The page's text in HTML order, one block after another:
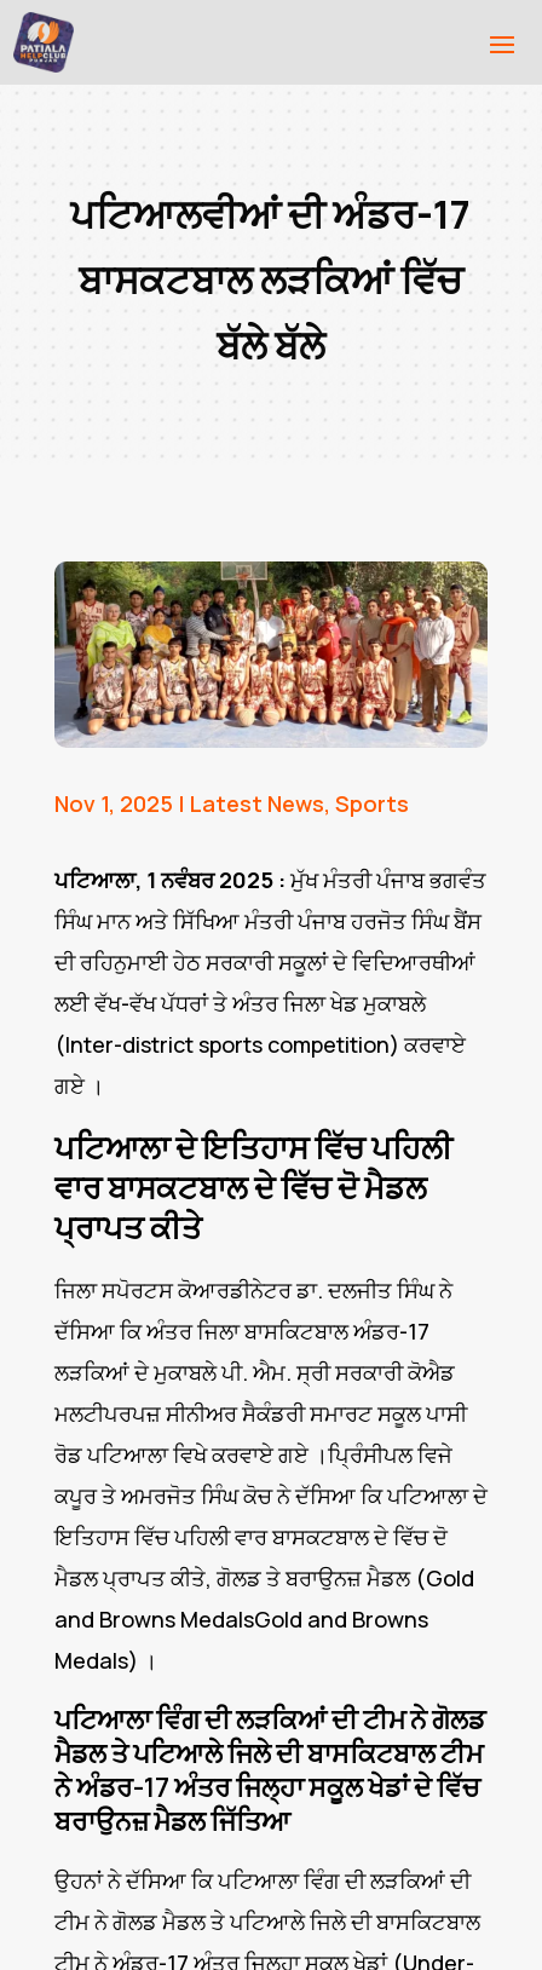
ਪਟਿਆਲਵੀਆਂ ਦੀ ਅੰਡਰ-17
ਬਾਸਕਟਬਾਲ ਲੜਕਿਆਂ ਵਿੱਚ
ਬੱਲੇ ਬੱਲੇ
Nov 1, 2025 | Latest News, Sports
ਪਟਿਆਲਾ, 1 ਨਵੰਬਰ 2025 : ਮੁੱਖ ਮੰਤਰੀ ਪੰਜਾਬ ਭਗਵੰਤ
ਸਿੰਘ ਮਾਨ ਅਤੇ ਸਿੱਖਿਆ ਮੰਤਰੀ ਪੰਜਾਬ ਹਰਜੋਤ ਸਿੰਘ ਬੈਂਸ
ਦੀ ਰਹਿਨੁਮਾਈ ਹੇਠ ਸਰਕਾਰੀ ਸਕੂਲਾਂ ਦੇ ਵਿਦਿਆਰਥੀਆਂ
ਲਈ ਵੱਖ-ਵੱਖ ਪੱਧਰਾਂ ਤੇ ਅੰਤਰ ਜਿਲਾ ਖੇਡ ਮੁਕਾਬਲੇ
(Inter-district sports competition) ਕਰਵਾਏ
ਗਏ ।
ਪਟਿਆਲਾ ਦੇ ਇਤਿਹਾਸ ਵਿੱਚ ਪਹਿਲੀ
ਵਾਰ ਬਾਸਕਟਬਾਲ ਦੇ ਵਿੱਚ ਦੋ ਮੈਡਲ
ਪ੍ਰਾਪਤ ਕੀਤੇ
ਜਿਲਾ ਸਪੋਰਟਸ ਕੋਆਰਡੀਨੇਟਰ ਡਾ. ਦਲਜੀਤ ਸਿੰਘ ਨੇ
ਦੱਸਿਆ ਕਿ ਅੰਤਰ ਜਿਲਾ ਬਾਸਕਿਟਬਾਲ ਅੰਡਰ-17
ਲੜਕਿਆਂ ਦੇ ਮੁਕਾਬਲੇ ਪੀ. ਐਮ. ਸ੍ਰੀ ਸਰਕਾਰੀ ਕੋਐਡ
ਮਲਟੀਪਰਪਜ਼ ਸੀਨੀਅਰ ਸੈਕੰਡਰੀ ਸਮਾਰਟ ਸਕੂਲ ਪਾਸੀ
ਰੋਡ ਪਟਿਆਲਾ ਵਿਖੇ ਕਰਵਾਏ ਗਏ ।ਪ੍ਰਿੰਸੀਪਲ ਵਿਜੇ
ਕਪੂਰ ਤੇ ਅਮਰਜੋਤ ਸਿੰਘ ਕੋਚ ਨੇ ਦੱਸਿਆ ਕਿ ਪਟਿਆਲਾ ਦੇ
ਇਤਿਹਾਸ ਵਿੱਚ ਪਹਿਲੀ ਵਾਰ ਬਾਸਕਟਬਾਲ ਦੇ ਵਿੱਚ ਦੋ
ਮੈਡਲ ਪ੍ਰਾਪਤ ਕੀਤੇ, ਗੋਲਡ ਤੇ ਬਰਾਉਨਜ਼ ਮੈਡਲ (Gold
and Browns MedalsGold and Browns
Medals) ।
ਪਟਿਆਲਾ ਵਿੰਗ ਦੀ ਲੜਕਿਆਂ ਦੀ ਟੀਮ ਨੇ ਗੋਲਡ
ਮੈਡਲ ਤੇ ਪਟਿਆਲੇ ਜਿਲੇ ਦੀ ਬਾਸਕਿਟਬਾਲ ਟੀਮ
ਨੇ ਅੰਡਰ-17 ਅੰਤਰ ਜਿਲ੍ਹਾ ਸਕੂਲ ਖੇਡਾਂ ਦੇ ਵਿੱਚ
ਬਰਾਉਨਜ਼ ਮੈਡਲ ਜਿੱਤਿਆ
ਉਹਨਾਂ ਨੇ ਦੱਸਿਆ ਕਿ ਪਟਿਆਲਾ ਵਿੰਗ ਦੀ ਲੜਕਿਆਂ ਦੀ
ਟੀਮ ਨੇ ਗੋਲਡ ਮੈਡਲ ਤੇ ਪਟਿਆਲੇ ਜਿਲੇ ਦੀ ਬਾਸਕਿਟਬਾਲ
ਟੀਮ ਨੇ ਅੰਡਰ-17 ਅੰਤਰ ਜਿਲ੍ਹਾ ਸਕੂਲ ਖੇਡਾਂ (Under-